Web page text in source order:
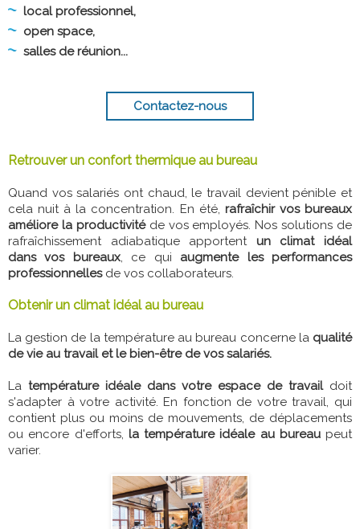
local professionnel,
open space,
salles de réunion...
Contactez-nous
Retrouver un confort thermique au bureau
Quand vos salariés ont chaud, le travail devient pénible et
cela nuit à la concentration. En été, rafraîchir vos bureaux
améliore la productivitéde vos employés. Nos solutions de
rafraîchissement adiabatique apportent un climat idéal
dans vos bureaux, ce qui augmente les performances
professionnellesde vos collaborateurs.
Obtenir un climat idéal au bureau
La gestion de la température au bureau concerne la qualité
de vie au travail et le bien-être de vos salariés.
La température idéale dans votre espace de travaildoit
s'adapter à votre activité. En fonction de votre travail, qui
contient plus ou moins de mouvements, de déplacements
ou encore d'efforts, la température idéale au bureaupeut
varier.